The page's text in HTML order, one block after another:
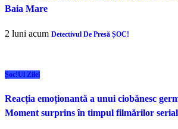
Baia Mare
2 luni acum Detectivul De Presă ȘOC!
Șoc!ul Zilei
Reacția emoționantă a unui ciobănesc
Moment surprins în timpul filmărilor